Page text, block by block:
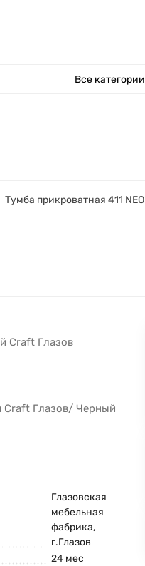
Все категории
Тумба прикроватная 411 NEO
Craft Глазов
Craft Глазов/ Черный
Глазовская
мебельная
фабрика,
г.Глазов
24 мес